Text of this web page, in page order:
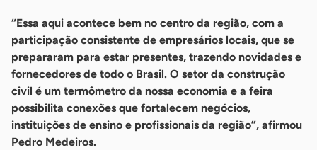
“Essa aqui acontece bem no centro da região, com a
participação consistente de empresários locais, que se
prepararam para estar presentes, trazendo novidades e
fornecedores de todo o Brasil. O setor da construção
civil é um termômetro da nossa economia e a feira
possibilita conexões que fortalecem negócios,
instituições de ensino e profissionais da região”, afirmou
Pedro Medeiros.